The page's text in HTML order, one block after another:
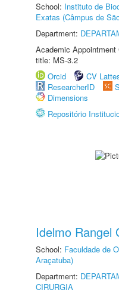
School: Instituto de
Exatas (Câmpus de
Department:
Academic
title: MS-3.2
Orcid
CV
ResearcherID
Dimensions
Repositório
Idelmo Rangel
School: Faculdade de
Araçatuba)
Department:
CIRURGIA